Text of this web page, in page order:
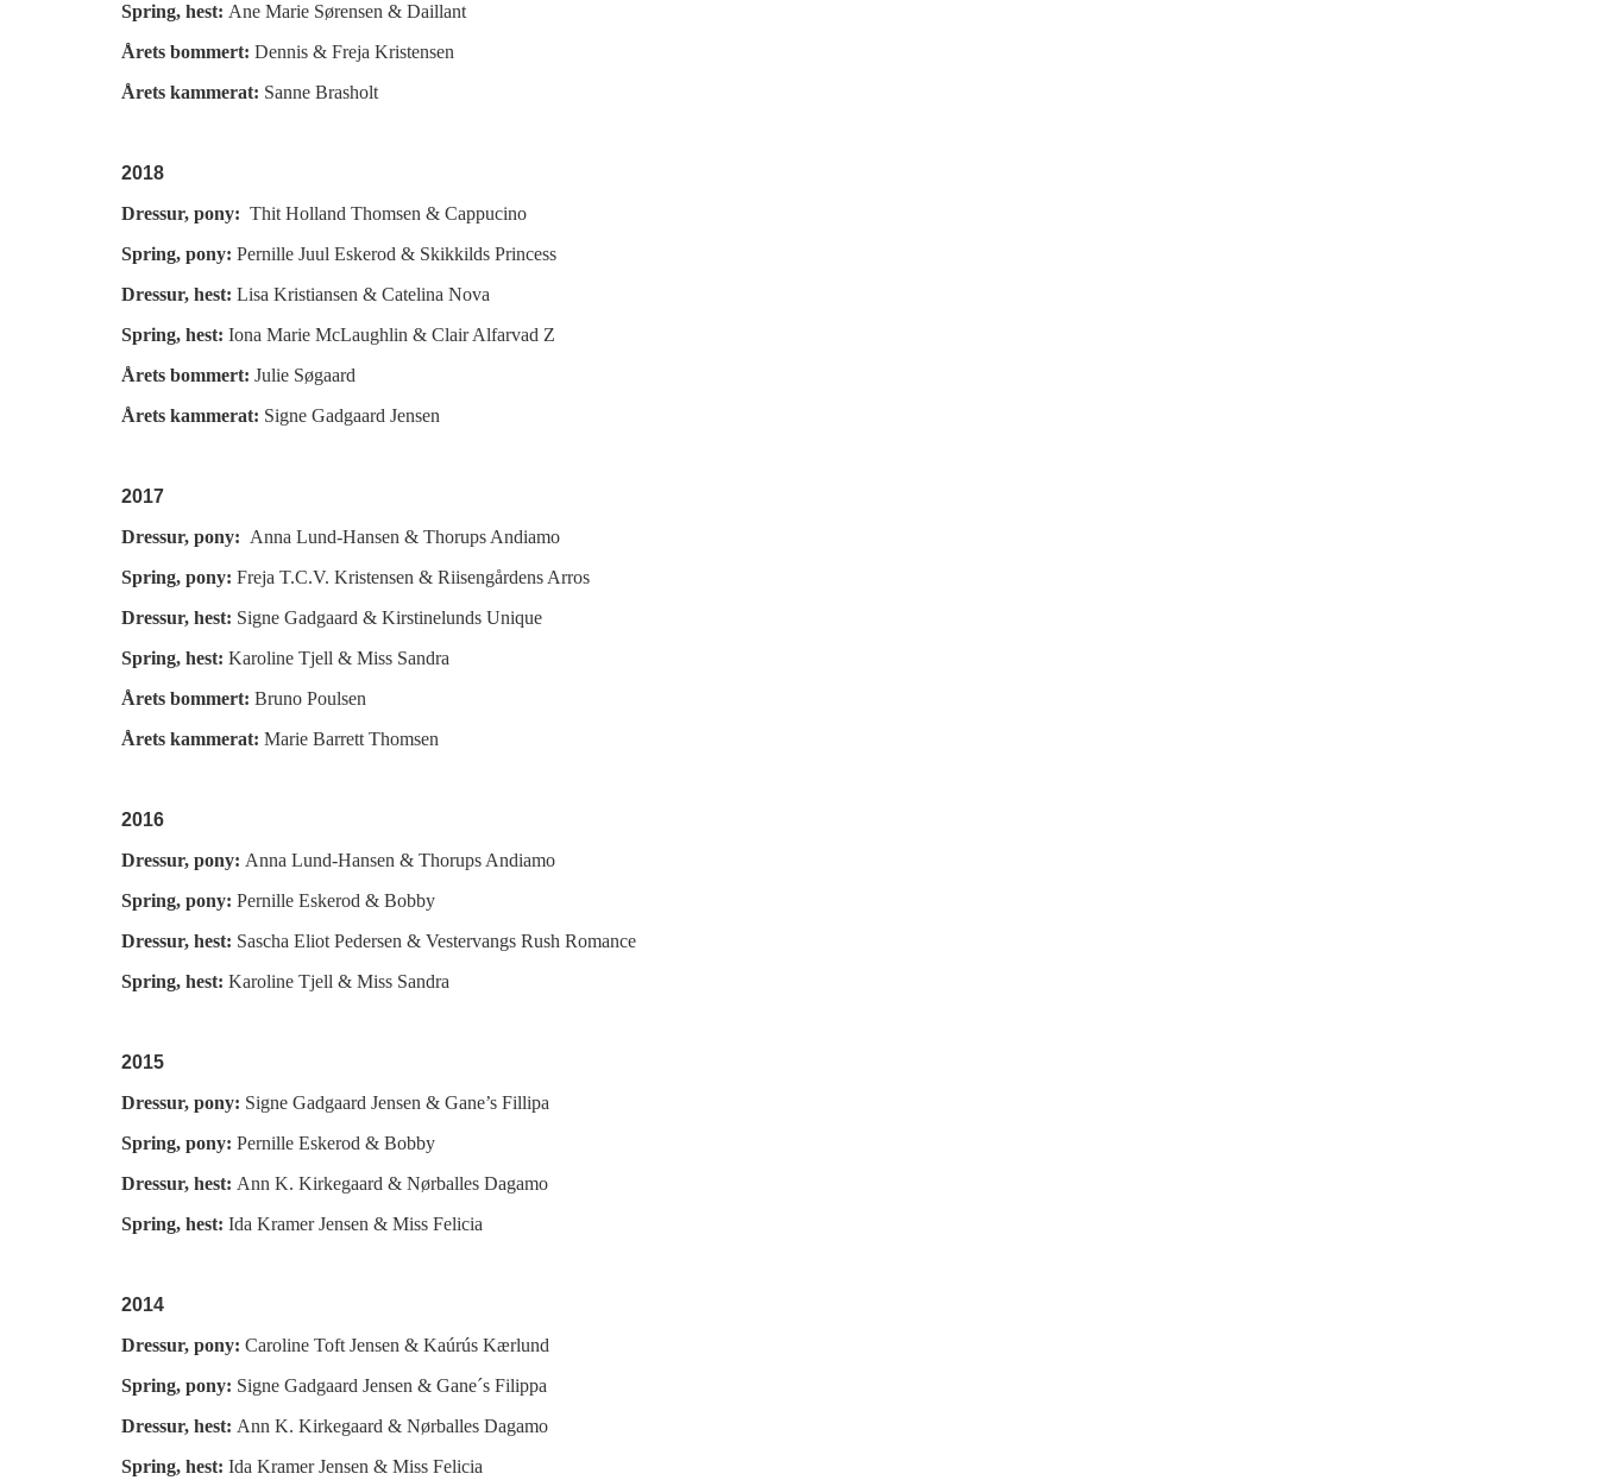
Spring, hest: Ane Marie Sørensen & Daillant
Årets bommert: Dennis & Freja Kristensen
Årets kammerat: Sanne Brasholt
2018
Dressur, pony: Thit Holland Thomsen & Cappucino
Spring, pony: Pernille Juul Eskerod & Skikkilds Princess
Dressur, hest: Lisa Kristiansen & Catelina Nova
Spring, hest: Iona Marie McLaughlin & Clair Alfarvad Z
Årets bommert: Julie Søgaard
Årets kammerat: Signe Gadgaard Jensen
2017
Dressur, pony: Anna Lund-Hansen & Thorups Andiamo
Spring, pony: Freja T.C.V. Kristensen & Riisengårdens Arros
Dressur, hest: Signe Gadgaard & Kirstinelunds Unique
Spring, hest: Karoline Tjell & Miss Sandra
Årets bommert: Bruno Poulsen
Årets kammerat: Marie Barrett Thomsen
2016
Dressur, pony: Anna Lund-Hansen & Thorups Andiamo
Spring, pony: Pernille Eskerod & Bobby
Dressur, hest: Sascha Eliot Pedersen & Vestervangs Rush Romance
Spring, hest: Karoline Tjell & Miss Sandra
2015
Dressur, pony: Signe Gadgaard Jensen & Gane’s Fillipa
Spring, pony: Pernille Eskerod & Bobby
Dressur, hest: Ann K. Kirkegaard & Nørballes Dagamo
Spring, hest: Ida Kramer Jensen & Miss Felicia
2014
Dressur, pony: Caroline Toft Jensen & Kaúrús Kærlund
Spring, pony: Signe Gadgaard Jensen & Gane´s Filippa
Dressur, hest: Ann K. Kirkegaard & Nørballes Dagamo
Spring, hest: Ida Kramer Jensen & Miss Felicia